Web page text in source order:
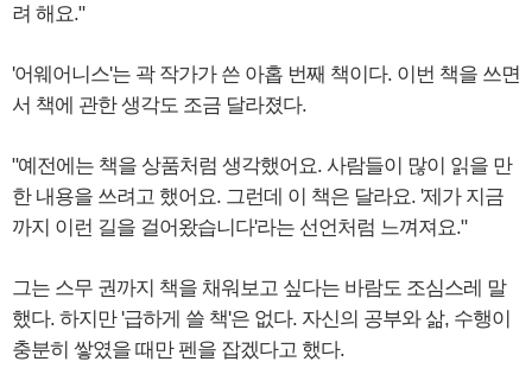
려 해요."
'어웨어니스'는 곽 작가가 쓴 아홉 번째 책이다. 이번 책을 쓰면
서 책에 관한 생각도 조금 달라졌다.
"예전에는 책을 상품처럼 생각했어요. 사람들이 많이 읽을 만
한 내용을 쓰려고 했어요. 그런데 이 책은 달라요. '제가 지금
까지 이런 길을 걸어왔습니다'라는 선언처럼 느껴져요."
그는 스무 권까지 책을 채워보고 싶다는 바람도 조심스레 말
했다. 하지만 '급하게 쓸 책'은 없다. 자신의 공부와 삶, 수행이
충분히 쌓였을 때만 펜을 잡겠다고 했다.